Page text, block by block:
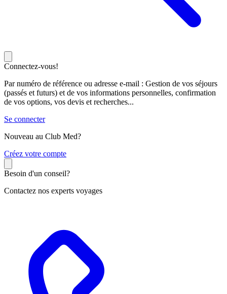
Connectez-vous!
Par numéro de référence ou adresse e-mail : Gestion de vos séjours
(passés et futurs) et de vos informations personnelles, confirmation
de vos options, vos devis et recherches...
Se connecter
Nouveau au Club Med?
Créez votre compte
Besoin d'un conseil?
Contactez nos experts voyages